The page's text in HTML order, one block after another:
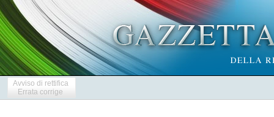
Avviso di rettifica
Errata corrige